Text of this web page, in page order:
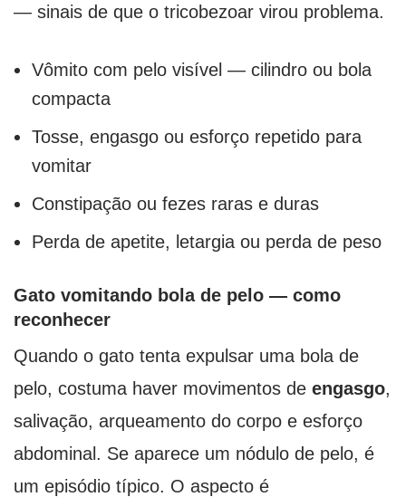
— sinais de que o tricobezoar virou problema.
Vômito com pelo visível — cilindro ou bola
compacta
Tosse, engasgo ou esforço repetido para
vomitar
Constipação ou fezes raras e duras
Perda de apetite, letargia ou perda de peso
Gato vomitando bola de pelo — como
reconhecer
Quando o gato tenta expulsar uma bola de
pelo, costuma haver movimentos de engasgo,
salivação, arqueamento do corpo e esforço
abdominal. Se aparece um nódulo de pelo, é
um episódio típico. O aspecto é